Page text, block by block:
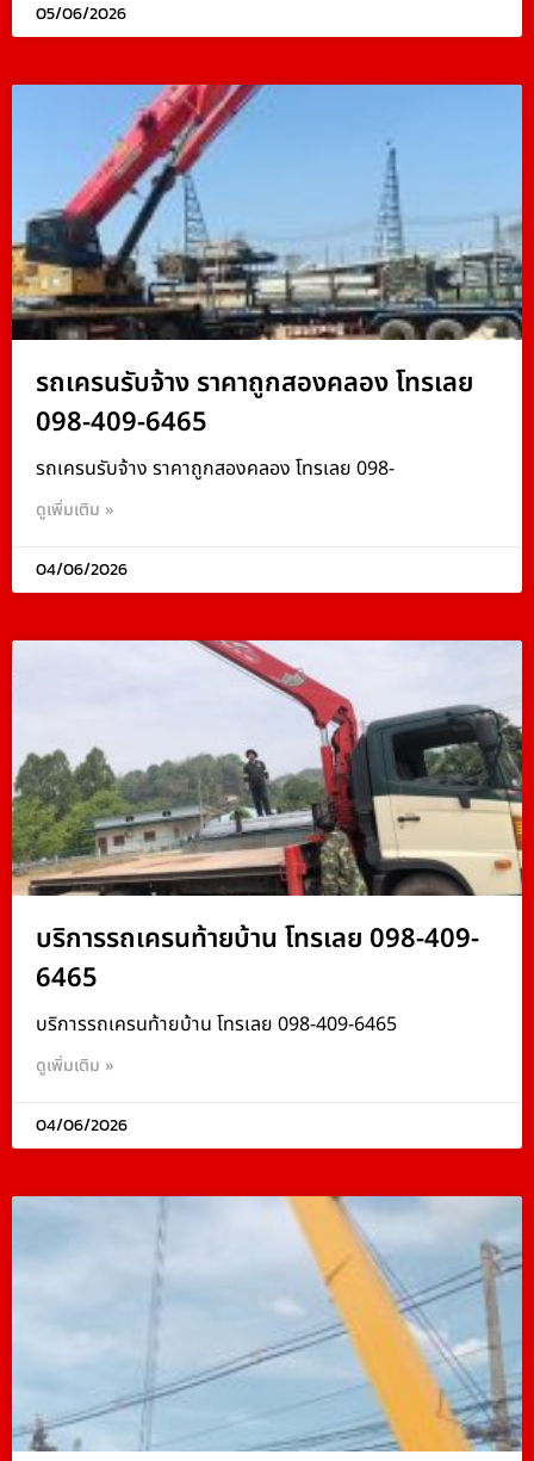
05/06/2026
รถเครนรับจ้าง ราคาถูกสองคลอง โทรเลย
098-409-6465
รถเครนรับจ้าง ราคาถูกสองคลอง โทรเลย 098-
ดูเพิ่มเติม »
04/06/2026
บริการรถเครนท้ายบ้าน โทรเลย 098-409-
6465
บริการรถเครนท้ายบ้าน โทรเลย 098-409-6465
ดูเพิ่มเติม »
04/06/2026